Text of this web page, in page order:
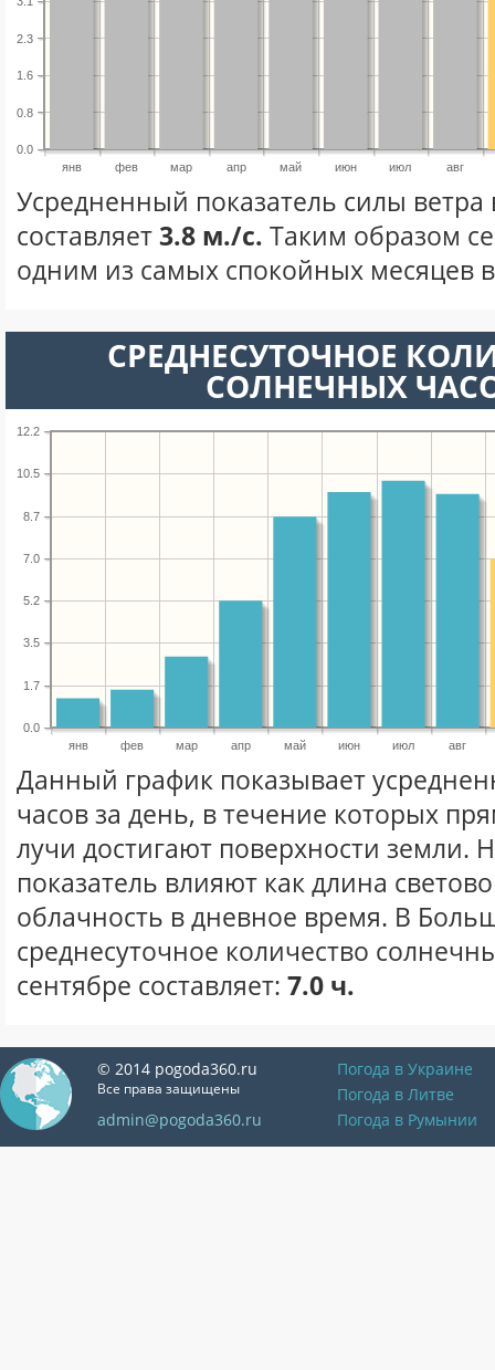
янв фев мар апр май июн июл авг
0.0
0.8
1.6
2.3
Усредненный показатель силы ветра
составляет3.8 м./с. Таким образом
одним из самых спокойных месяцев
СРЕДНЕСУТОЧНОЕ
СОЛНЕЧНЫХ
янв фев мар апр май июн июл авг
0.0
1.7
3.5
5.2
7.0
8.7
10.5
12.2
Данный график показывает
часов за день, в течение которых
лучи достигают поверхности земли.
показатель влияют как длина
облачность в дневное время. В
среднесуточное количество
сентябре составляет: 7.0 ч.
© 2014 pogoda360.ru
Все права защищены
admin@pogoda360.ru
Погода в Украине
Погода в Литве
Погода в Румынии